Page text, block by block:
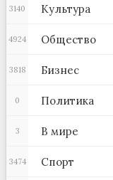
Культура
3140
Общество
4924
Бизнес
3818
Политика
0
В мире
3
Спорт
3474